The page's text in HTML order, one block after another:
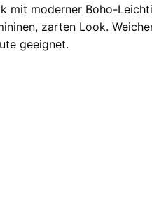
mit moderner Boho-
zarten Look.
geeignet.